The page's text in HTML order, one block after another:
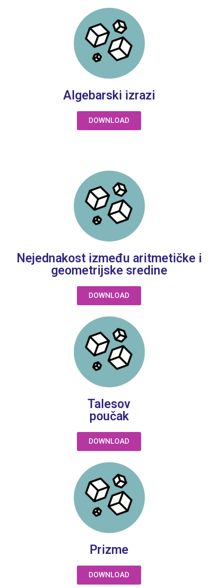
Algebarski izrazi
DOWNLOAD
Nejednakost između aritmetičke i
geometrijske sredine
DOWNLOAD
Talesov
poučak
DOWNLOAD
Prizme
DOWNLOAD